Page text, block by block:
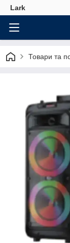
Lark
Товари та